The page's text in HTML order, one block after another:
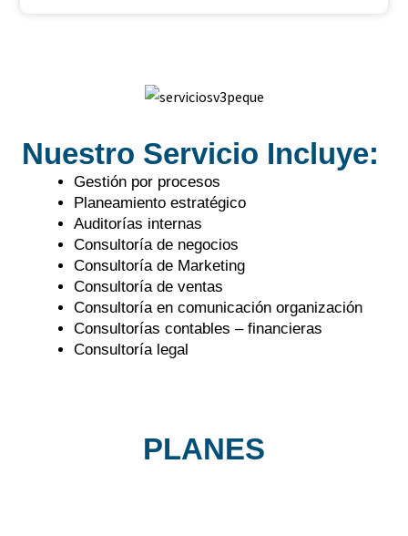
Nuestro Servicio Incluye:
Gestión por procesos
Planeamiento estratégico
Auditorías internas
Consultoría de negocios
Consultoría de Marketing
Consultoría de ventas
Consultoría en comunicación organización
Consultorías contables – financieras
Consultoría legal
PLANES